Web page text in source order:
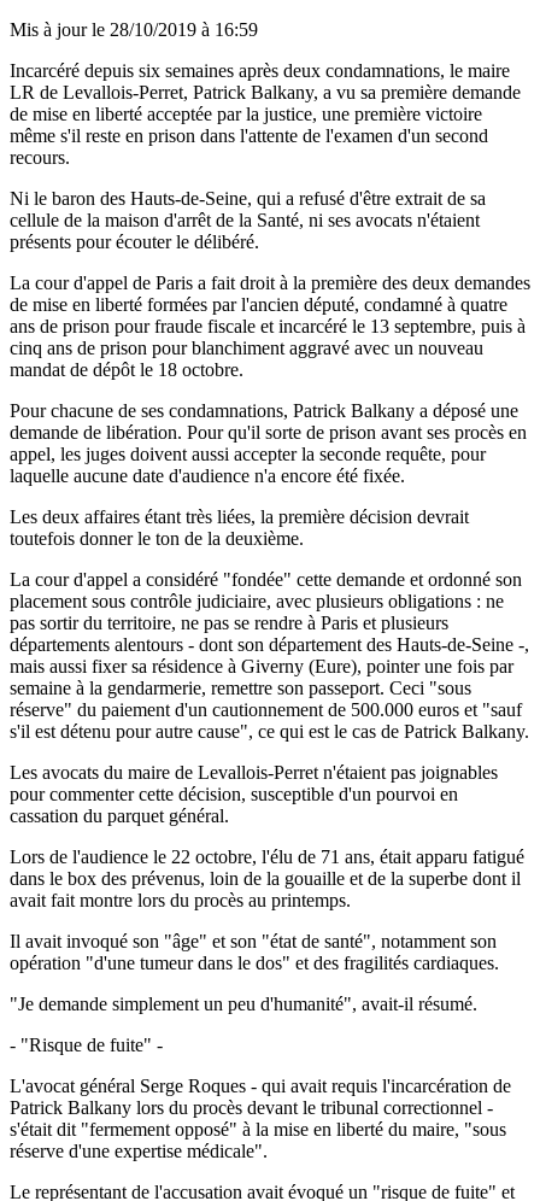
Mis à jour le 28/10/2019 à 16:59
Incarcéré depuis six semaines après deux condamnations, le maire
LR de Levallois-Perret, Patrick Balkany, a vu sa première demande
de mise en liberté acceptée par la justice, une première victoire
même s'il reste en prison dans l'attente de l'examen d'un second
recours.
Ni le baron des Hauts-de-Seine, qui a refusé d'être extrait de sa
cellule de la maison d'arrêt de la Santé, ni ses avocats n'étaient
présents pour écouter le délibéré.
La cour d'appel de Paris a fait droit à la première des deux demandes
de mise en liberté formées par l'ancien député, condamné à quatre
ans de prison pour fraude fiscale et incarcéré le 13 septembre, puis à
cinq ans de prison pour blanchiment aggravé avec un nouveau
mandat de dépôt le 18 octobre.
Pour chacune de ses condamnations, Patrick Balkany a déposé une
demande de libération. Pour qu'il sorte de prison avant ses procès en
appel, les juges doivent aussi accepter la seconde requête, pour
laquelle aucune date d'audience n'a encore été fixée.
Les deux affaires étant très liées, la première décision devrait
toutefois donner le ton de la deuxième.
La cour d'appel a considéré "fondée" cette demande et ordonné son
placement sous contrôle judiciaire, avec plusieurs obligations : ne
pas sortir du territoire, ne pas se rendre à Paris et plusieurs
départements alentours - dont son département des Hauts-de-Seine -,
mais aussi fixer sa résidence à Giverny (Eure), pointer une fois par
semaine à la gendarmerie, remettre son passeport. Ceci "sous
réserve" du paiement d'un cautionnement de 500.000 euros et "sauf
s'il est détenu pour autre cause", ce qui est le cas de Patrick Balkany.
Les avocats du maire de Levallois-Perret n'étaient pas joignables
pour commenter cette décision, susceptible d'un pourvoi en
cassation du parquet général.
Lors de l'audience le 22 octobre, l'élu de 71 ans, était apparu fatigué
dans le box des prévenus, loin de la gouaille et de la superbe dont il
avait fait montre lors du procès au printemps.
Il avait invoqué son "âge" et son "état de santé", notamment son
opération "d'une tumeur dans le dos" et des fragilités cardiaques.
"Je demande simplement un peu d'humanité", avait-il résumé.
- "Risque de fuite" -
L'avocat général Serge Roques - qui avait requis l'incarcération de
Patrick Balkany lors du procès devant le tribunal correctionnel -
s'était dit "fermement opposé" à la mise en liberté du maire, "sous
réserve d'une expertise médicale".
Le représentant de l'accusation avait évoqué un "risque de fuite" et